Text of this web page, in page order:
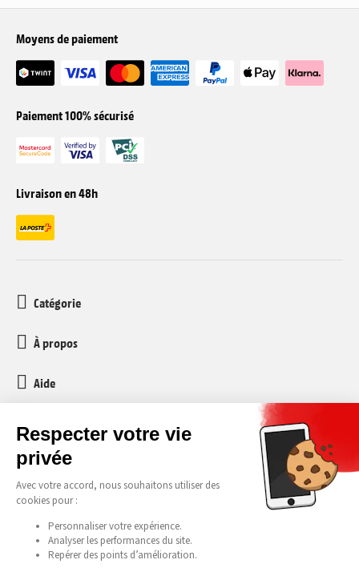
Moyens de paiement
Paiement 100% sécurisé
Livraison en 48h
Catégorie
À propos
Aide
Service client
media-markt-refurbished@recommerce.com
Lundi-Vendredi 08:00-17:00